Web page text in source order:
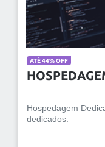
ATÉ 44% OFF
Hospedagem
dedicados.